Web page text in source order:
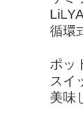
循環
ポッ
スイ
美味